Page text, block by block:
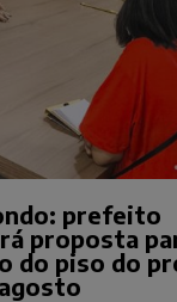
prefeito
proposta
do piso do